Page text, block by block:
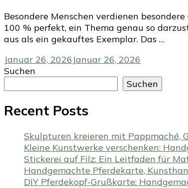
Besondere Menschen verdienen
100 % perfekt, ein Thema genau so
aus als ein gekauftes Exemplar. Das …
Januar 26, 2026 Januar 26, 2026
Suchen
Suchen
Recent Posts
Skulpturen kreieren mit Pappmaché,
Kleine Kunstwerke verschenken:
Stickerei auf Filz: Ein Leitfaden für
Handgemachte Pferdekarte,
DIY Pferdekopf-Grußkarte: